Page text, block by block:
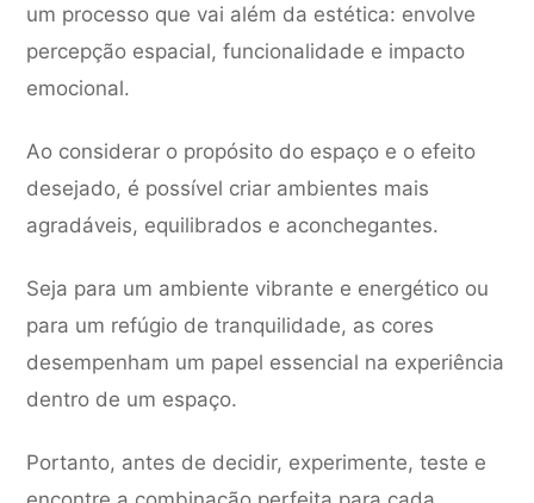
um processo que vai além da estética: envolve
percepção espacial, funcionalidade e impacto
emocional.
Ao considerar o propósito do espaço e o efeito
desejado, é possível criar ambientes mais
agradáveis, equilibrados e aconchegantes.
Seja para um ambiente vibrante e energético ou
para um refúgio de tranquilidade, as cores
desempenham um papel essencial na experiência
dentro de um espaço.
Portanto, antes de decidir, experimente, teste e